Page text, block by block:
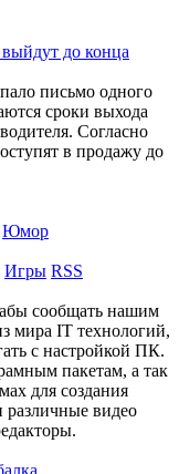
до конца
письмо одного
сроки выхода
Согласно
в продажу до
Юмор
Игры RSS
сообщать нашим
мира IT технологий,
с настройкой ПК.
пакетам, а так
для создания
видео